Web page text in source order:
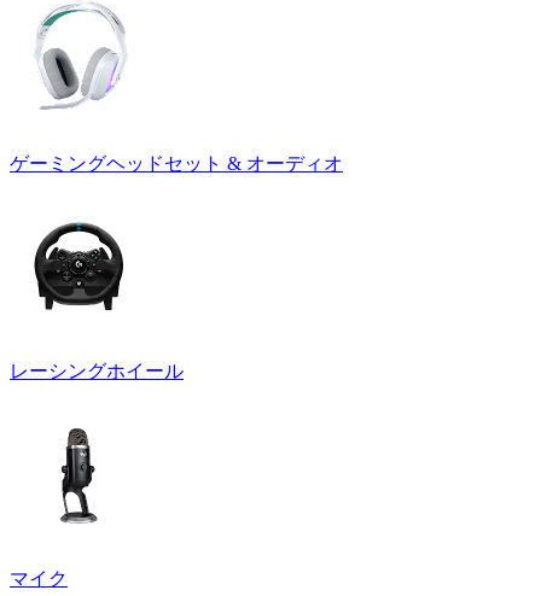
ゲーミングヘッドセット & オーディオ
レーシングホイール
マイク